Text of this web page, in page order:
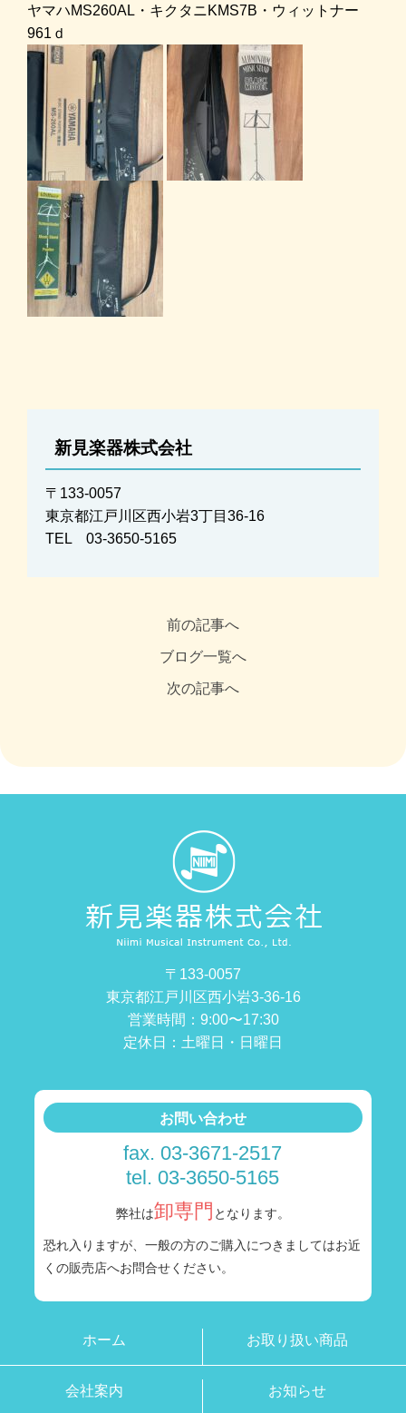
ヤマハMS260AL・キクタニKMS7B・ウィットナー
961ｄ
新見楽器株式会社
〒133-0057
東京都江戸川区西小岩3丁目36-16
TEL 03-3650-5165
前の記事へ
ブログ一覧へ
次の記事へ
〒133-0057
東京都江戸川区西小岩3-36-16
営業時間：9:00〜17:30
定休日：土曜日・日曜日
お問い合わせ
fax. 03-3671-2517
tel. 03-3650-5165
弊社は卸専門 となります。
恐れ入りますが、一般の方のご購入につきましてはお近
くの販売店へお問合せください。
ホーム お取り扱い商品
会社案内 お知らせ